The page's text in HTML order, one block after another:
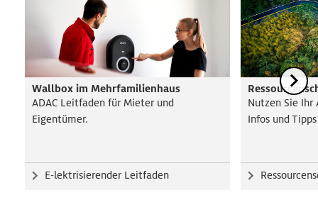
Wallbox im Mehrfamilienhaus
ADAC Leitfaden für Mieter und
Eigentümer.
E-lektrisierender Leitfaden
Nutzen Sie Ihr
Infos und